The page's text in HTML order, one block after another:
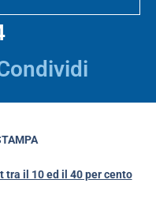
tra il 10 ed il 40 per cento